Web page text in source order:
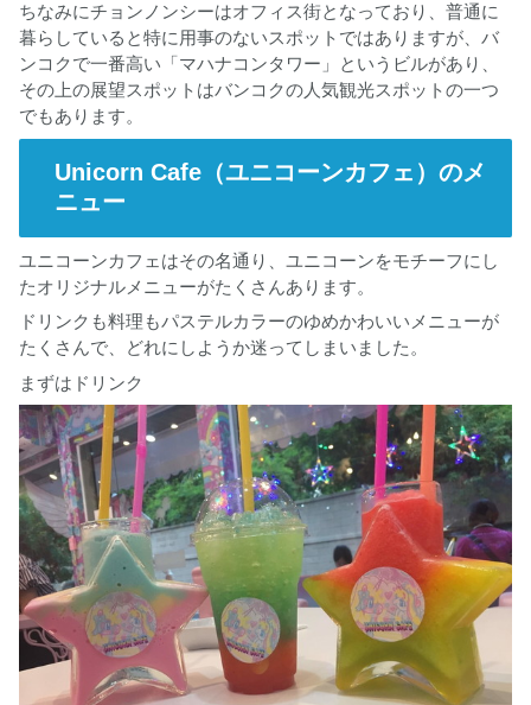
ちなみにチョンノンシーはオフィス街となっており、普通に
暮らしていると特に用事のないスポットではありますが、バ
ンコクで一番高い「マハナコンタワー」というビルがあり、
その上の展望スポットはバンコクの人気観光スポットの一つ
でもあります。
Unicorn Cafe（ユニコーンカフェ）のメ
ニュー
ユニコーンカフェはその名通り、ユニコーンをモチーフにし
たオリジナルメニューがたくさんあります。
ドリンクも料理もパステルカラーのゆめかわいいメニューが
たくさんで、どれにしようか迷ってしまいました。
まずはドリンク